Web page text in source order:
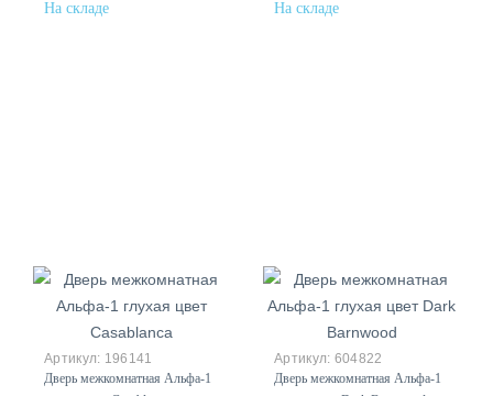
196141
Дверь межкомнатная Альфа-1
604822
Дверь межкомнатная Альфа-1